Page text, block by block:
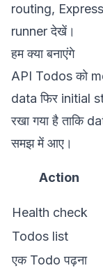
routing,
runnerदेखें।
हम क्या बनाएंगे
API Todos को
data फिर initial
रखा गया है ताकि
समझ में आए।
Action
Health check
Todos list
एक Todo पढ़ना